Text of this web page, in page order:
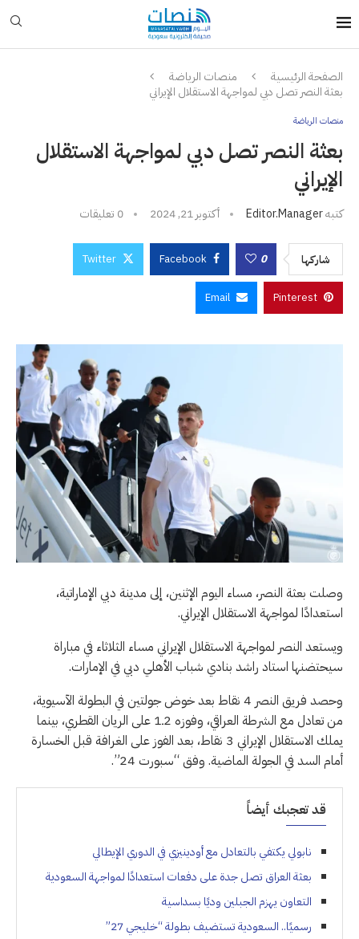
الصفحة الرئيسية
منصات الرياضة
بعثة النصر تصل دبي لمواجهة الاستقلال الإيراني
منصات الرياضة
بعثة النصر تصل دبي لمواجهة الاستقلال
الإيراني
كتبهEditor.manager أكتوبر 21, 2024 0 تعليقات
شاركها 0
Facebook
Twitter
Pinterest
Email
وصلت بعثة النصر، مساء اليوم الإثنين، إلى مدينة دبي الإماراتية،
استعدادًا لمواجهة الاستقلال الإيراني.
ويستعد النصر لمواجهة الاستقلال الإيراني مساء الثلاثاء في مباراة
سيحتضنها استاد راشد بنادي شباب الأهلي دبي في الإمارات.
وحصد فريق النصر 4 نقاط بعد خوض جولتين في البطولة الآسيوية،
من تعادل مع الشرطة العراقي، وفوزه 2ـ1 على الريان القطري، بينما
يملك الاستقلال الإيراني 3 نقاط، بعد الفوز على الغرافة قبل الخسارة
أمام السد في الجولة الماضية. وفق “سبورت 24”.
قد تعجبك أيضاً
نابولي يكتفي بالتعادل مع أودينيزي في الدوري الإيطالي
بعثة العراق تصل جدة على دفعات استعدادًا لمواجهة السعودية
التعاون يهزم الجبلين وديًا بسداسية
رسميًا.. السعودية تستضيف بطولة “خليجي 27”